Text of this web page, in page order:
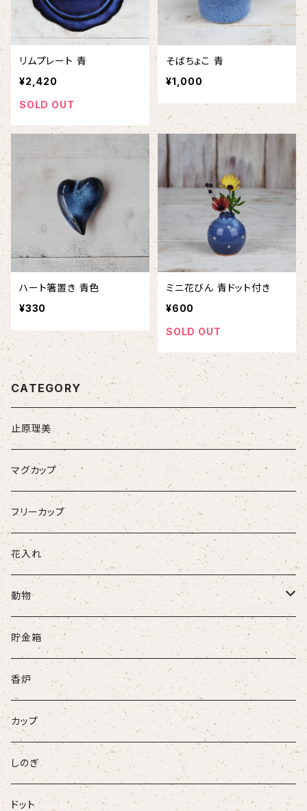
リムプレート 青
¥2,420
SOLD OUT
そばちょこ 青
¥1,000
ハート箸置き 青色
¥330
ミニ花びん 青ドット付き
¥600
SOLD OUT
CATEGORY
止原理美
マグカップ
フリーカップ
花入れ
動物
牛
ネコ
ウサギ
パンダ
貯金箱
香炉
カップ
しのぎ
ドット